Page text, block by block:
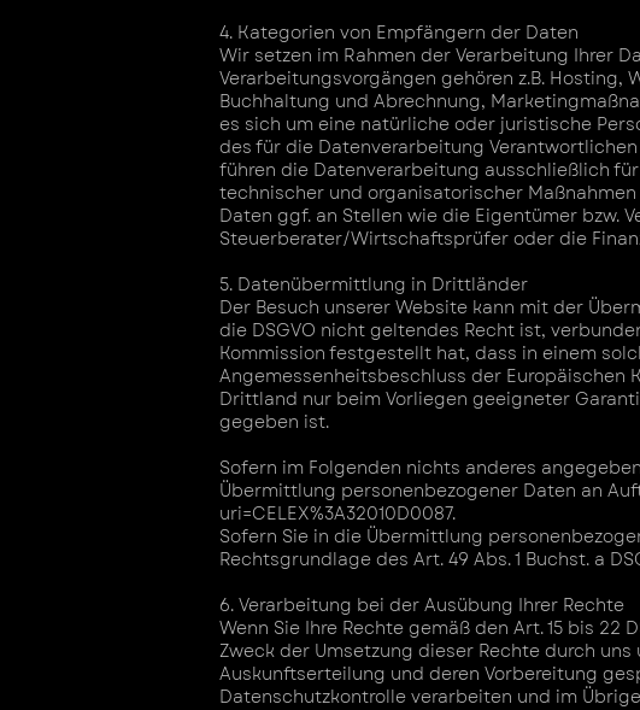
4. Kategorien von Empfängern der Daten
Wir setzen im Rahmen der Verarbeitung Ihrer
Verarbeitungsvorgängen gehören z.B.
Buchhaltung und Abrechnung,
es sich um eine natürliche oder juristische
des für die Datenverarbeitung
führen die Datenverarbeitung ausschließlich
technischer und organisatorischer
Daten ggf. an Stellen wie die Eigentümer bzw.
Steuerberater/Wirtschaftsprüfer oder die
5. Datenübermittlung in Drittländer
Der Besuch unserer Website kann mit der
die DSGVO nicht geltendes Recht ist,
Kommission festgestellt hat, dass in einem
Angemessenheitsbeschluss der
Drittland nur beim Vorliegen geeigneter
gegeben ist.
Sofern im Folgenden nichts anderes
Übermittlung personenbezogener Daten an
uri=CELEX%3A32010D0087.
Sofern Sie in die Übermittlung
Rechtsgrundlage des Art. 49 Abs. 1 Buchst. a
6. Verarbeitung bei der Ausübung Ihrer Rechte
Wenn Sie Ihre Rechte gemäß den Art. 15 bis
Zweck der Umsetzung dieser Rechte durch
Auskunftserteilung und deren Vorbereitung
Datenschutzkontrolle verarbeiten und im